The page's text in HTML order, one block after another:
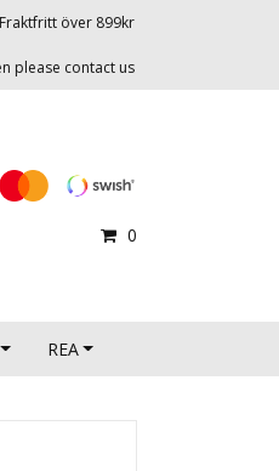
Fraktfritt över 899kr
please contact us
0
REA